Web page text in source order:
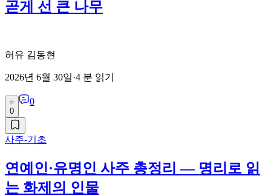
곧게 선 큰 나무
허유 김동현
2026년 6월 30일·4 분 읽기
0
0
사주-기초
연예인·유명인 사주 총정리 — 명리로 읽
는 화제의 인물